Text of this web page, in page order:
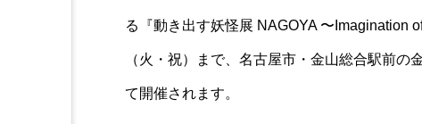
る『動き出す妖怪展 NAGOYA 〜Imagination
（火・祝）まで、名古屋市・金山総合駅前
て開催されます。